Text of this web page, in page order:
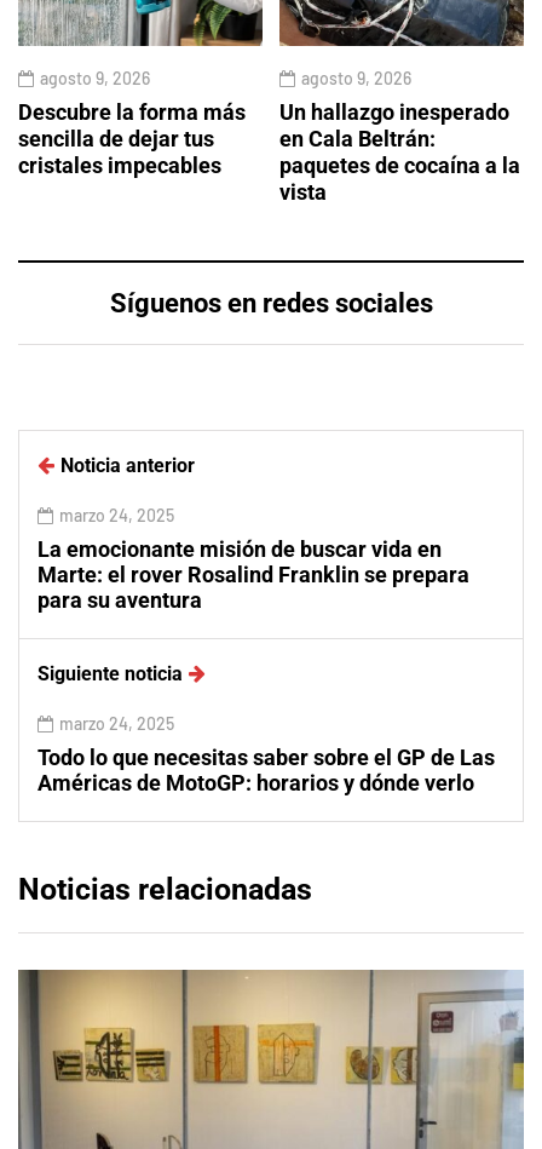
agosto 9, 2026
Descubre la forma más
sencilla de dejar tus
cristales impecables
agosto 9, 2026
Un hallazgo inesperado
en Cala Beltrán:
paquetes de cocaína a la
vista
Síguenos en redes sociales
Noticia anterior
marzo 24, 2025
La emocionante misión de buscar vida en
Marte: el rover Rosalind Franklin se prepara
para su aventura
Siguiente noticia
marzo 24, 2025
Todo lo que necesitas saber sobre el GP de Las
Américas de MotoGP: horarios y dónde verlo
Noticias relacionadas